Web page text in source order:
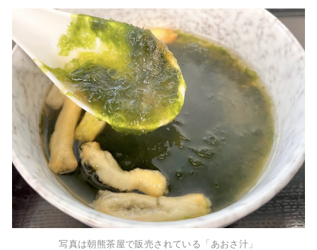
写真は朝熊茶屋で販売されている「あおさ汁」